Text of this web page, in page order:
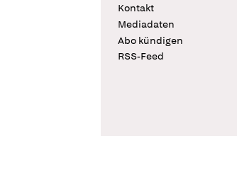
Kontakt
Mediadaten
Abo kündigen
RSS-Feed